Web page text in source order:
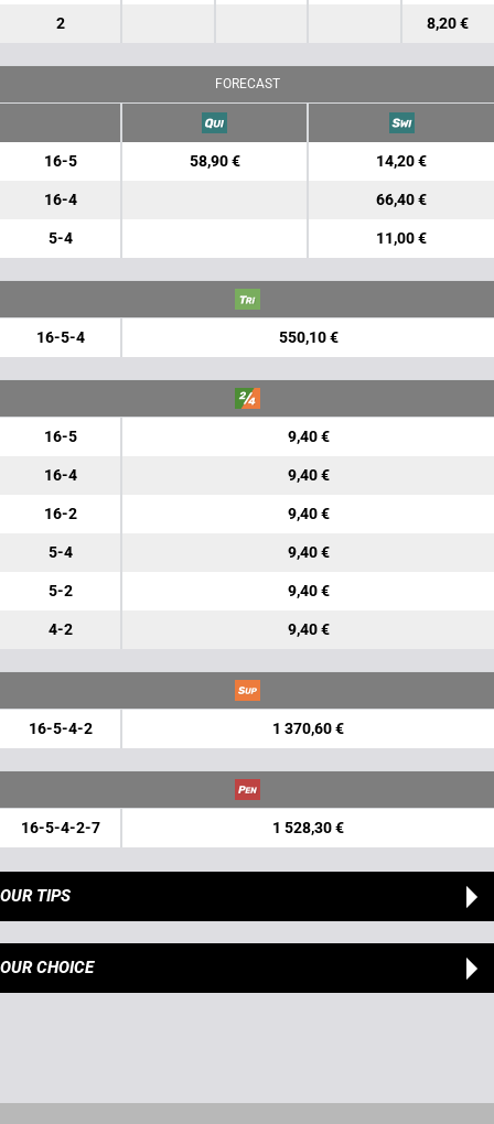
2 8,20 €
FORECAST
16-5 58,90 € 14,20 €
16-4 66,40 €
5-4 11,00 €
16-5-4 550,10 €
16-5 9,40 €
16-4 9,40 €
16-2 9,40 €
5-4 9,40 €
5-2 9,40 €
4-2 9,40 €
16-5-4-2 1 370,60 €
16-5-4-2-7 1 528,30 €
OUR TIPS
OUR CHOICE